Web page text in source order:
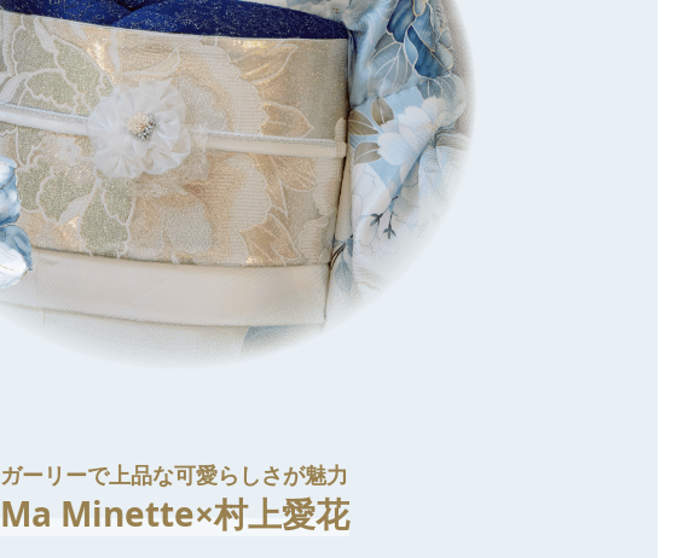
ガーリーで上品な可愛らしさが魅力
Ma Minette×村上愛花